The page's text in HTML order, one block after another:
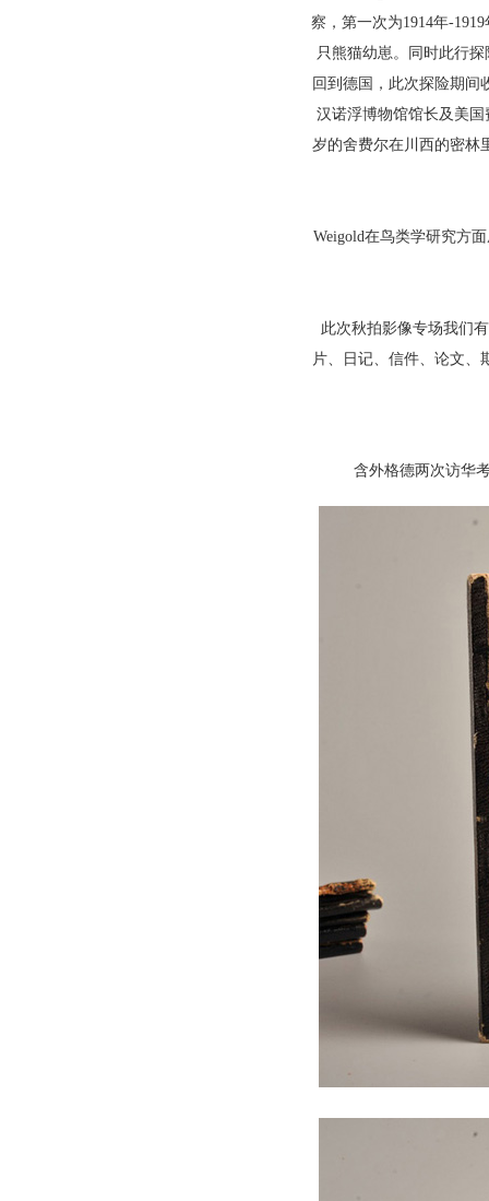
察，第一次为1914年-
只熊猫幼崽。同时此行
回到德国，此次探险期间
汉诺浮博物馆馆长及美
岁的舍费尔在川西的密林
Weigold在鸟类学研究方
此次秋拍影像专场我们
片、日记、信件、论文、
含外格德两次访华